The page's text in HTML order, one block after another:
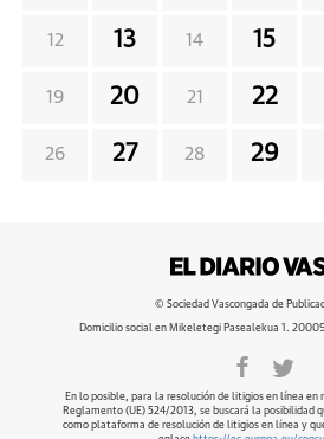
12 13 14 15
19 20 21 22
26 27 28 29
© Sociedad Vascongada de
Domicilio social en Mikeletegi Pasealekua 1.
En lo posible, para la resolución de litigios en línea en
Reglamento (UE) 524/2013, se buscará la posibilidad
como plataforma de resolución de litigios en línea y